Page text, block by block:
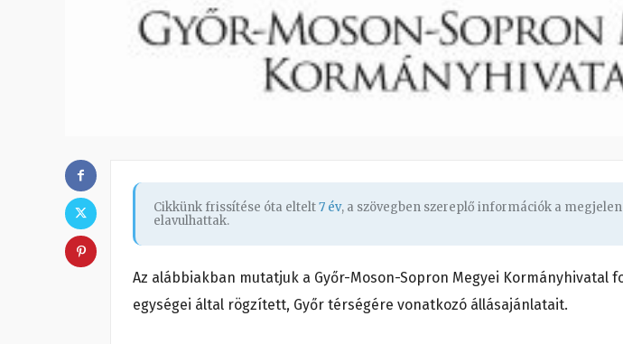
Cikkünk frissítése óta eltelt7 év, a szövegben szereplő információk a
elavulhattak.
Az alábbiakban mutatjuk a Győr-Moson-Sopron Megyei Kormányhivatal
egységei által rögzített, Győr térségére vonatkozó állásajánlatait.